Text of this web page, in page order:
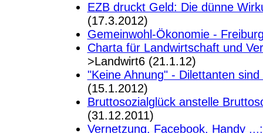
EZB druckt Geld: Die dünne
(17.3.2012)
Gemeinwohl-Ökonomie -
Charta für Landwirtschaft und
>Landwirt6 (21.1.12)
"Keine Ahnung" - Dilettanten
(15.1.2012)
Bruttosozialglück anstelle
(31.12.2011)
Vernetzung, Facebook, Handy